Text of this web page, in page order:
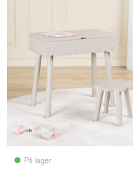
På lager